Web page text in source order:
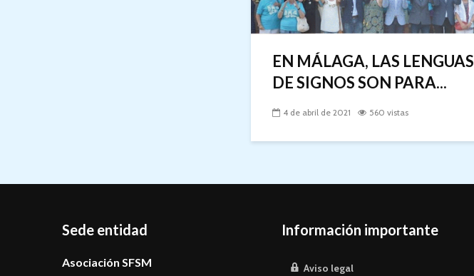
EN MÁLAGA, LAS LENGUAS
DE SIGNOS SON PARA...
4 de abril de 2021 560 vistas
Sede entidad
Asociación SFSM
Información importante
Aviso legal